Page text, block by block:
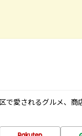
で愛されるグルメ、